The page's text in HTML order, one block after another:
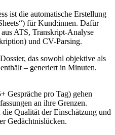
ist die automatische Erstellung
für Kund:innen. Dafür
ATS, Transkript-Analyse
und CV-Parsing.
das sowohl objektive als
– generiert in Minuten.
Gespräche pro Tag) gehen
an ihre Grenzen.
Qualität der Einschätzung und
Gedächtnislücken.